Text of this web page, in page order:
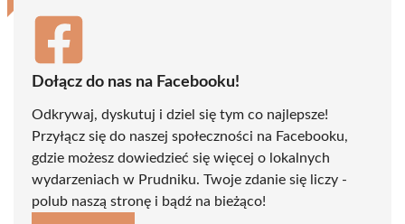
Dołącz do nas na Facebooku!
Odkrywaj, dyskutuj i dziel się tym co najlepsze!
Przyłącz się do naszej społeczności na Facebooku,
gdzie możesz dowiedzieć się więcej o lokalnych
wydarzeniach w Prudniku. Twoje zdanie się liczy -
polub naszą stronę i bądź na bieżąco!